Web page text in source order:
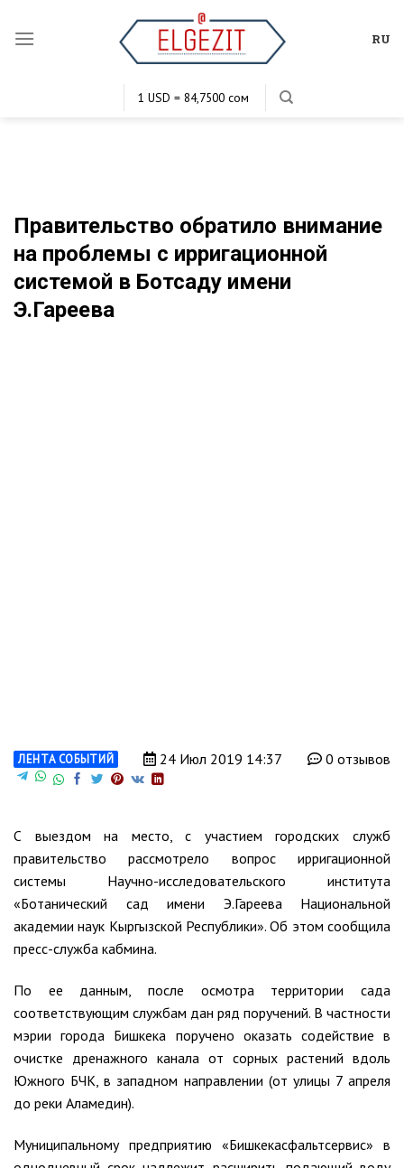
RU
1 USD = 84,7500 сом
Правительство обратило внимание
на проблемы с ирригационной
системой в Ботсаду имени
Э.Гареева
ЛЕНТА СОБЫТИЙ 24 Июл 2019 14:37 0 отзывов
С выездом на место, с участием городских служб
правительство рассмотрело вопрос ирригационной
системы Научно-исследовательского института
«Ботанический сад имени Э.Гареева Национальной
академии наук Кыргызской Республики». Об этом сообщила
пресс-служба кабмина.
По ее данным, после осмотра территории сада
соответствующим службам дан ряд поручений. В частности
мэрии города Бишкека поручено оказать содействие в
очистке дренажного канала от сорных растений вдоль
Южного БЧК, в западном направлении (от улицы 7 апреля
до реки Аламедин).
Муниципальному предприятию «Бишкекасфальтсервис» в